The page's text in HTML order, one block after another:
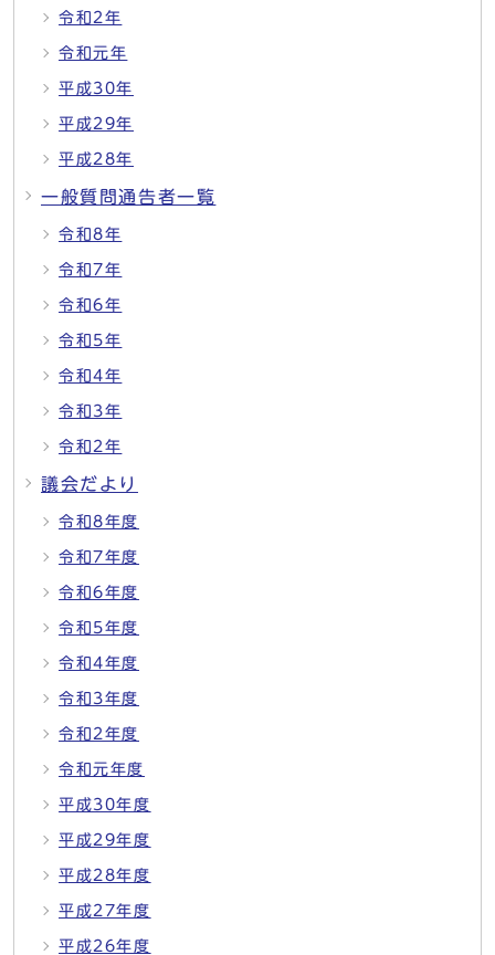
令和2年
令和元年
平成30年
平成29年
平成28年
一般質問通告者一覧
令和8年
令和7年
令和6年
令和5年
令和4年
令和3年
令和2年
議会だより
令和8年度
令和7年度
令和6年度
令和5年度
令和4年度
令和3年度
令和2年度
令和元年度
平成30年度
平成29年度
平成28年度
平成27年度
平成26年度